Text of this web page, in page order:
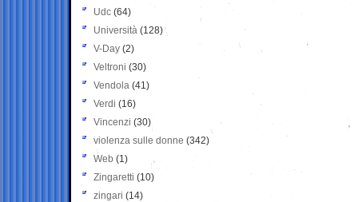
Udc (64)
Università (128)
V-Day (2)
Veltroni (30)
Vendola (41)
Verdi (16)
Vincenzi (30)
violenza sulle donne (342)
Web (1)
Zingaretti (10)
zingari (14)